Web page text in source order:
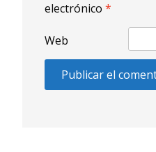
electrónico *
Web